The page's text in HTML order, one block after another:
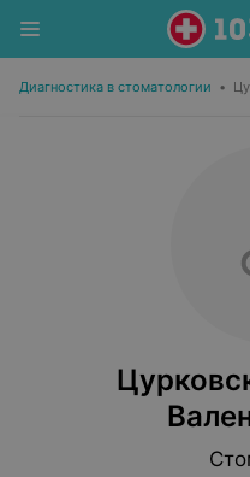
Диагностика в стоматологии •